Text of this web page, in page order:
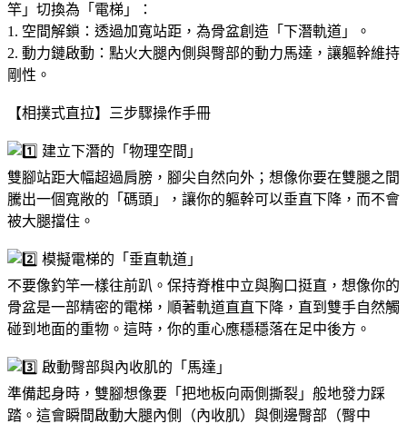
竿」切換為「電梯」：
1. 空間解鎖：透過加寬站距，為骨盆創造「下潛軌道」。
2. 動力鏈啟動：點火大腿內側與臀部的動力馬達，讓軀幹維持
剛性。
【相撲式直拉】三步驟操作手冊
建立下潛的「物理空間」
雙腳站距大幅超過肩膀，腳尖自然向外；想像你要在雙腿之間
騰出一個寬敞的「碼頭」，讓你的軀幹可以垂直下降，而不會
被大腿擋住。
模擬電梯的「垂直軌道」
不要像釣竿一樣往前趴。保持脊椎中立與胸口挺直，想像你的
骨盆是一部精密的電梯，順著軌道直直下降，直到雙手自然觸
碰到地面的重物。這時，你的重心應穩穩落在足中後方。
啟動臀部與內收肌的「馬達」
準備起身時，雙腳想像要「把地板向兩側撕裂」般地發力踩
踏。這會瞬間啟動大腿內側（內收肌）與側邊臀部（臀中